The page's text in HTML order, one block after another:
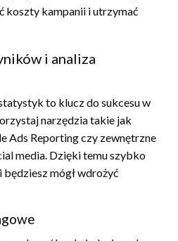
koszty kampanii i utrzymać
i analiza
to klucz do sukcesu w
narzędzia takie jak
Ads Reporting czy zewnętrzne
media. Dzięki temu szybko
będziesz mógł wdrożyć